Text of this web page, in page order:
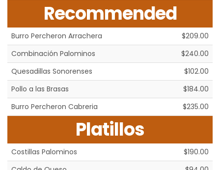
Recommended
Burro Percheron Arrachera
$209.00
Combinación Palominos
$240.00
Quesadillas Sonorenses
$102.00
Pollo a las Brasas
$184.00
Burro Percheron Cabreria
$235.00
Platillos
Costillas Palominos
$190.00